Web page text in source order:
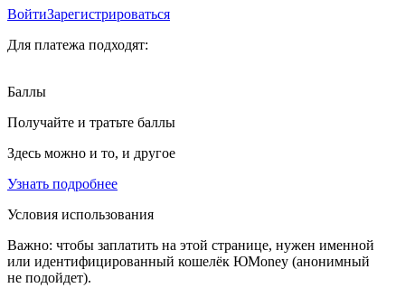
ВойтиЗарегистрироваться
Для платежа подходят:
Баллы
Получайте и тратьте баллы
Здесь можно и то, и другое
Узнать подробнее
Условия использования
Важно: чтобы заплатить на этой странице, нужен именной
или идентифицированный кошелёк ЮMoney (анонимный
не подойдет).